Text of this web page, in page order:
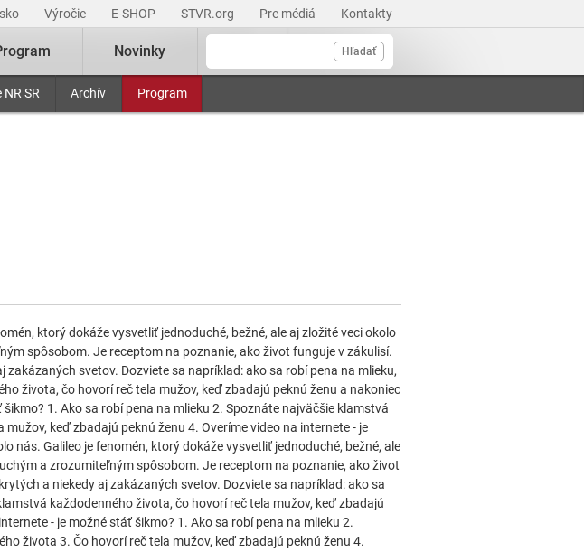
Výročie E-SHOP STVR.org Pre médiá Kontakty
Hľadať
NR SR Archív Program
Novinky
ktorý dokáže vysvetliť jednoduché, bežné, ale aj zložité veci okolo
spôsobom. Je receptom na poznanie, ako život funguje v zákulisí.
zakázaných svetov. Dozviete sa napríklad: ako sa robí pena na mlieku,
života, čo hovorí reč tela mužov, keď zbadajú peknú ženu a nakoniec
1. Ako sa robí pena na mlieku 2. Spoznáte najväčšie klamstvá
keď zbadajú peknú ženu 4. Overíme video na internete - je
nás. Galileo je fenomén, ktorý dokáže vysvetliť jednoduché, bežné, ale
a zrozumiteľným spôsobom. Je receptom na poznanie, ako život
a niekedy aj zakázaných svetov. Dozviete sa napríklad: ako sa
každodenného života, čo hovorí reč tela mužov, keď zbadajú
- je možné stáť šikmo? 1. Ako sa robí pena na mlieku 2.
života 3. Čo hovorí reč tela mužov, keď zbadajú peknú ženu 4.